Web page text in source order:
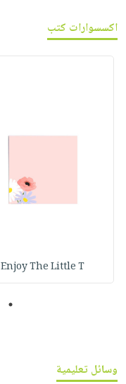
اكسسوارات كتب
Enjoy The Little T
1
وسائل تعليمية